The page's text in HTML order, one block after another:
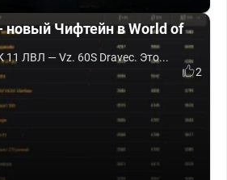
новый Чифтейн в World of
ЛВЛ — Vz. 60S Dravec. Это...
2